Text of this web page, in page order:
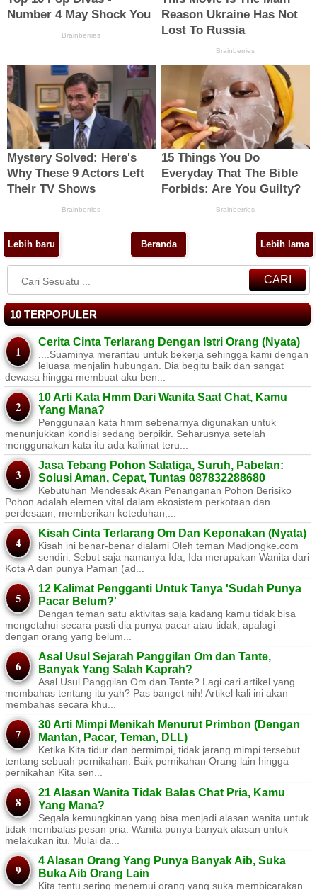
Lebih baru Lebih lama
Beranda
CARI
10 TERPOPULER
Cerita Cinta Terlarang Dengan Istri Orang (Nyata)
....Suaminya merantau untuk bekerja sehingga kami dengan
leluasa menjalin hubungan. Dia begitu baik dan sangat
dewasa hingga membuat aku ben...
10 Arti Kata Hmm Dari Wanita Saat Chat, Kamu
Yang Mana?
Penggunaan kata hmm sebenarnya digunakan untuk
menunjukkan kondisi sedang berpikir. Seharusnya setelah
menggunakan kata itu ada kalimat teru...
Jasa Tebang Pohon Salatiga, Suruh, Pabelan:
Solusi Aman, Cepat, Tuntas 087832288680
Kebutuhan Mendesak Akan Penanganan Pohon Berisiko ​
Pohon adalah elemen vital dalam ekosistem perkotaan dan
perdesaan, memberikan keteduhan,...
Kisah Cinta Terlarang Om Dan Keponakan (Nyata)
Kisah ini benar-benar dialami Oleh teman Madjongke.com
sendiri. Sebut saja namanya Ida, Ida merupakan Wanita dari
Kota A dan punya Paman (ad...
12 Kalimat Pengganti Untuk Tanya 'Sudah Punya
Pacar Belum?'
Dengan teman satu aktivitas saja kadang kamu tidak bisa
mengetahui secara pasti dia punya pacar atau tidak, apalagi
dengan orang yang belum...
Asal Usul Sejarah Panggilan Om dan Tante,
Banyak Yang Salah Kaprah?
Asal Usul Panggilan Om dan Tante? Lagi cari artikel yang
membahas tentang itu yah? Pas banget nih! Artikel kali ini akan
membahas secara khu...
30 Arti Mimpi Menikah Menurut Primbon (Dengan
Mantan, Pacar, Teman, DLL)
Ketika Kita tidur dan bermimpi, tidak jarang mimpi tersebut
tentang sebuah pernikahan. Baik pernikahan Orang lain hingga
pernikahan Kita sen...
21 Alasan Wanita Tidak Balas Chat Pria, Kamu
Yang Mana?
Segala kemungkinan yang bisa menjadi alasan wanita untuk
tidak membalas pesan pria. Wanita punya banyak alasan untuk
melakukan itu. Mulai da...
4 Alasan Orang Yang Punya Banyak Aib, Suka
Buka Aib Orang Lain
Kita tentu sering menemui orang yang suka membicarakan